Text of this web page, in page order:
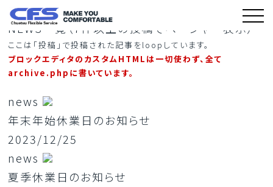
令和八年 本年の一夜干いかの販売開始
NEWS一覧（7件以上の投稿でページャー表示）
ここは「投稿」で投稿された記事をloopしています。
ブロックエディタのカスタムHTMLは一切使わず、全て
archive.phpに書いています。
news
年末年始休業日のお知らせ
2023/12/25
news
夏季休業日のお知らせ